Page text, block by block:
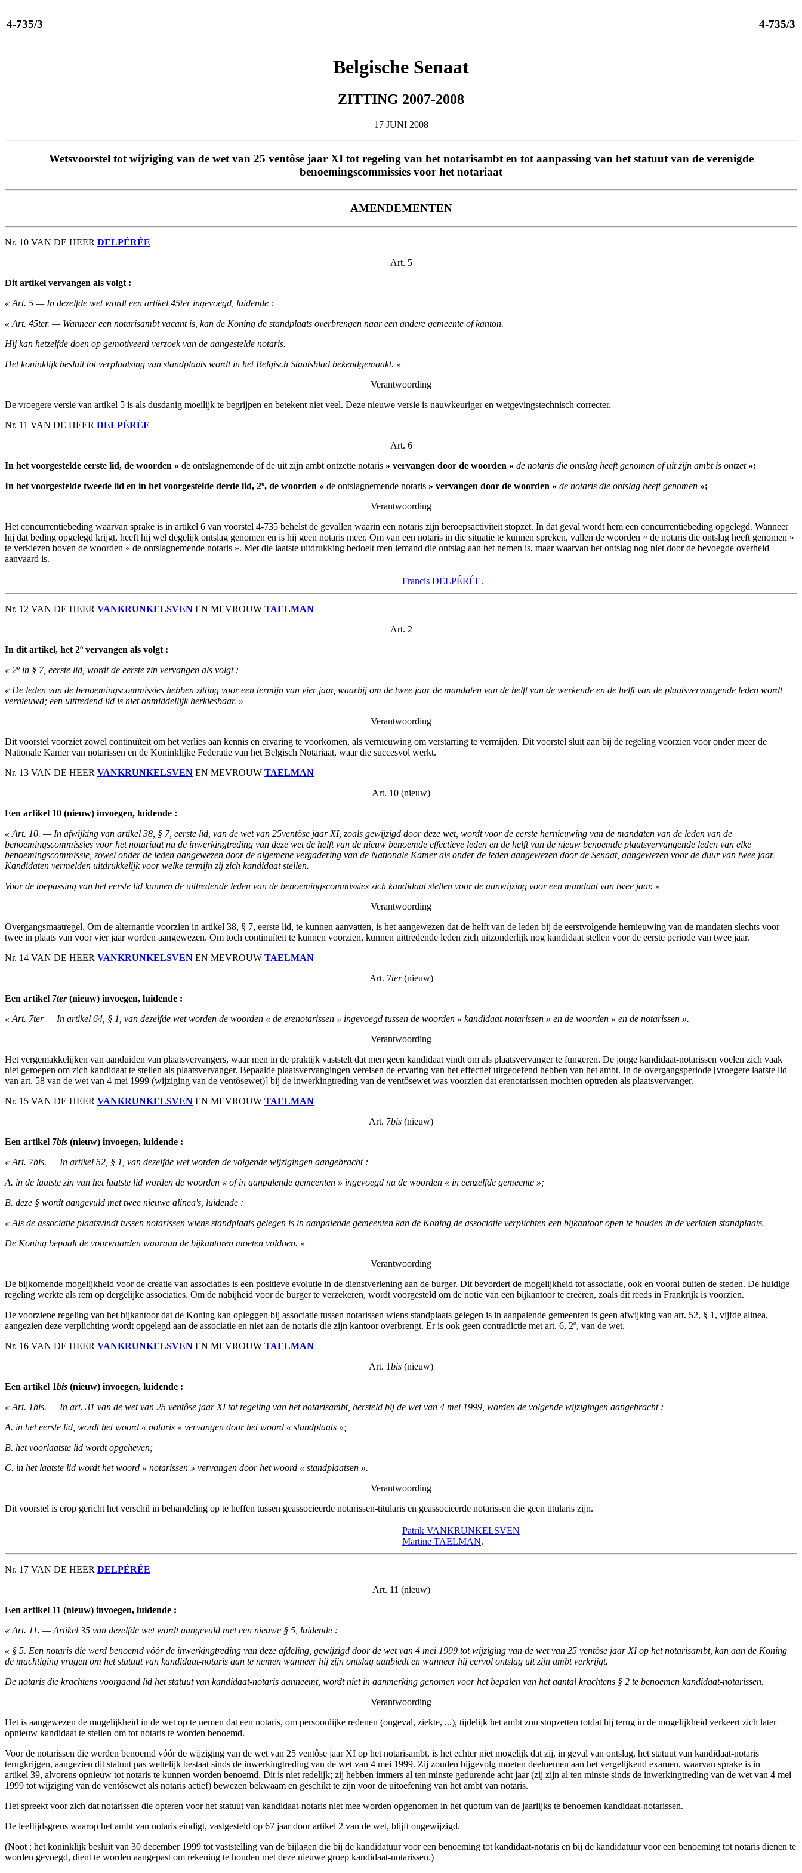
4-735/3 4-735/3
Belgische Senaat
ZITTING 2007-2008
17 JUNI 2008
Wetsvoorstel tot wijziging van de wet van 25 ventôse jaar XI tot regeling van het notarisambt en tot aanpassing van het statuut van de verenigde
benoemingscommissies voor het notariaat
AMENDEMENTEN
Nr. 10 VAN DE HEER DELPÉRÉE
Art. 5
Dit artikel vervangen als volgt :
« Art. 5 — In dezelfde wet wordt een artikel 45ter ingevoegd, luidende :
« Art. 45ter. — Wanneer een notarisambt vacant is, kan de Koning de standplaats overbrengen naar een andere gemeente of kanton.
Hij kan hetzelfde doen op gemotiveerd verzoek van de aangestelde notaris.
Het koninklijk besluit tot verplaatsing van standplaats wordt in het Belgisch Staatsblad bekendgemaakt. »
Verantwoording
De vroegere versie van artikel 5 is als dusdanig moeilijk te begrijpen en betekent niet veel. Deze nieuwe versie is nauwkeuriger en wetgevingstechnisch correcter.
Nr. 11 VAN DE HEER DELPÉRÉE
Art. 6
In het voorgestelde eerste lid, de woorden « de ontslagnemende of de uit zijn ambt ontzette notaris » vervangen door de woorden « de notaris die ontslag heeft genomen of uit zijn ambt is ontzet»;
In het voorgestelde tweede lid en in het voorgestelde derde lid, 2º, de woorden « de ontslagnemende notaris » vervangen door de woorden « de notaris die ontslag heeft genomen »;
Verantwoording
Het concurrentiebeding waarvan sprake is in artikel 6 van voorstel 4-735 behelst de gevallen waarin een notaris zijn beroepsactiviteit stopzet. In dat geval wordt hem een concurrentiebeding opgelegd. Wanneer
hij dat beding opgelegd krijgt, heeft hij wel degelijk ontslag genomen en is hij geen notaris meer. Om van een notaris in die situatie te kunnen spreken, vallen de woorden « de notaris die ontslag heeft genomen »
te verkiezen boven de woorden « de ontslagnemende notaris ». Met die laatste uitdrukking bedoelt men iemand die ontslag aan het nemen is, maar waarvan het ontslag nog niet door de bevoegde overheid
aanvaard is.
Francis DELPÉRÉE.
Nr. 12 VAN DE HEER VANKRUNKELSVEN EN MEVROUW TAELMAN
Art. 2
In dit artikel, het 2º vervangen als volgt :
« 2º in § 7, eerste lid, wordt de eerste zin vervangen als volgt :
« De leden van de benoemingscommissies hebben zitting voor een termijn van vier jaar, waarbij om de twee jaar de mandaten van de helft van de werkende en de helft van de plaatsvervangende leden wordt
vernieuwd; een uittredend lid is niet onmiddellijk herkiesbaar. »
Verantwoording
Dit voorstel voorziet zowel continuïteit om het verlies aan kennis en ervaring te voorkomen, als vernieuwing om verstarring te vermijden. Dit voorstel sluit aan bij de regeling voorzien voor onder meer de
Nationale Kamer van notarissen en de Koninklijke Federatie van het Belgisch Notariaat, waar die succesvol werkt.
Nr. 13 VAN DE HEER VANKRUNKELSVEN EN MEVROUW TAELMAN
Art. 10 (nieuw)
Een artikel 10 (nieuw) invoegen, luidende :
« Art. 10. — In afwijking van artikel 38, § 7, eerste lid, van de wet van 25ventôse jaar XI, zoals gewijzigd door deze wet, wordt voor de eerste hernieuwing van de mandaten van de leden van de
benoemingscommissies voor het notariaat na de inwerkingtreding van deze wet de helft van de nieuw benoemde effectieve leden en de helft van de nieuw benoemde plaatsvervangende leden van elke
benoemingscommissie, zowel onder de leden aangewezen door de algemene vergadering van de Nationale Kamer als onder de leden aangewezen door de Senaat, aangewezen voor de duur van twee jaar.
Kandidaten vermelden uitdrukkelijk voor welke termijn zij zich kandidaat stellen.
Voor de toepassing van het eerste lid kunnen de uittredende leden van de benoemingscommissies zich kandidaat stellen voor de aanwijzing voor een mandaat van twee jaar. »
Verantwoording
Overgangsmaatregel. Om de alternantie voorzien in artikel 38, § 7, eerste lid, te kunnen aanvatten, is het aangewezen dat de helft van de leden bij de eerstvolgende hernieuwing van de mandaten slechts voor
twee in plaats van voor vier jaar worden aangewezen. Om toch continuïteit te kunnen voorzien, kunnen uittredende leden zich uitzonderlijk nog kandidaat stellen voor de eerste periode van twee jaar.
Nr. 14 VAN DE HEER VANKRUNKELSVEN EN MEVROUW TAELMAN
Art. 7ter(nieuw)
Een artikel 7ter(nieuw) invoegen, luidende :
« Art. 7ter — In artikel 64, § 1, van dezelfde wet worden de woorden « de erenotarissen » ingevoegd tussen de woorden « kandidaat-notarissen » en de woorden « en de notarissen ».
Verantwoording
Het vergemakkelijken van aanduiden van plaatsvervangers, waar men in de praktijk vaststelt dat men geen kandidaat vindt om als plaatsvervanger te fungeren. De jonge kandidaat-notarissen voelen zich vaak
niet geroepen om zich kandidaat te stellen als plaatsvervanger. Bepaalde plaatsvervangingen vereisen de ervaring van het effectief uitgeoefend hebben van het ambt. In de overgangsperiode [vroegere laatste lid
van art. 58 van de wet van 4 mei 1999 (wijziging van de ventôsewet)] bij de inwerkingtreding van de ventôsewet was voorzien dat erenotarissen mochten optreden als plaatsvervanger.
Nr. 15 VAN DE HEER VANKRUNKELSVEN EN MEVROUW TAELMAN
Art. 7bis (nieuw)
Een artikel 7bis (nieuw) invoegen, luidende :
« Art. 7bis. — In artikel 52, § 1, van dezelfde wet worden de volgende wijzigingen aangebracht :
A. in de laatste zin van het laatste lid worden de woorden « of in aanpalende gemeenten » ingevoegd na de woorden « in eenzelfde gemeente »;
B. deze § wordt aangevuld met twee nieuwe alinea's, luidende :
« Als de associatie plaatsvindt tussen notarissen wiens standplaats gelegen is in aanpalende gemeenten kan de Koning de associatie verplichten een bijkantoor open te houden in de verlaten standplaats.
De Koning bepaalt de voorwaarden waaraan de bijkantoren moeten voldoen. »
Verantwoording
De bijkomende mogelijkheid voor de creatie van associaties is een positieve evolutie in de dienstverlening aan de burger. Dit bevordert de mogelijkheid tot associatie, ook en vooral buiten de steden. De huidige
regeling werkte als rem op dergelijke associaties. Om de nabijheid voor de burger te verzekeren, wordt voorgesteld om de notie van een bijkantoor te creëren, zoals dit reeds in Frankrijk is voorzien.
De voorziene regeling van het bijkantoor dat de Koning kan opleggen bij associatie tussen notarissen wiens standplaats gelegen is in aanpalende gemeenten is geen afwijking van art. 52, § 1, vijfde alinea,
aangezien deze verplichting wordt opgelegd aan de associatie en niet aan de notaris die zijn kantoor overbrengt. Er is ook geen contradictie met art. 6, 2º, van de wet.
Nr. 16 VAN DE HEER VANKRUNKELSVEN EN MEVROUW TAELMAN
Art. 1bis (nieuw)
Een artikel 1bis (nieuw) invoegen, luidende :
« Art. 1bis. — In art. 31 van de wet van 25 ventôse jaar XI tot regeling van het notarisambt, hersteld bij de wet van 4 mei 1999, worden de volgende wijzigingen aangebracht :
A. in het eerste lid, wordt het woord « notaris » vervangen door het woord « standplaats »;
B. het voorlaatste lid wordt opgeheven;
C. in het laatste lid wordt het woord « notarissen » vervangen door het woord « standplaatsen ».
Verantwoording
Dit voorstel is erop gericht het verschil in behandeling op te heffen tussen geassocieerde notarissen-titularis en geassocieerde notarissen die geen titularis zijn.
Patrik VANKRUNKELSVEN
Martine TAELMAN.
Nr. 17 VAN DE HEER DELPÉRÉE
Art. 11 (nieuw)
Een artikel 11 (nieuw) invoegen, luidende :
« Art. 11. — Artikel 35 van dezelfde wet wordt aangevuld met een nieuwe § 5, luidende :
« § 5. Een notaris die werd benoemd vóór de inwerkingtreding van deze afdeling, gewijzigd door de wet van 4 mei 1999 tot wijziging van de wet van 25 ventôse jaar XI op het notarisambt, kan aan de Koning
de machtiging vragen om het statuut van kandidaat-notaris aan te nemen wanneer hij zijn ontslag aanbiedt en wanneer hij eervol ontslag uit zijn ambt verkrijgt.
De notaris die krachtens voorgaand lid het statuut van kandidaat-notaris aanneemt, wordt niet in aanmerking genomen voor het bepalen van het aantal krachtens § 2 te benoemen kandidaat-notarissen.
Verantwoording
Het is aangewezen de mogelijkheid in de wet op te nemen dat een notaris, om persoonlijke redenen (ongeval, ziekte, ...), tijdelijk het ambt zou stopzetten totdat hij terug in de mogelijkheid verkeert zich later
opnieuw kandidaat te stellen om tot notaris te worden benoemd.
Voor de notarissen die werden benoemd vóór de wijziging van de wet van 25 ventôse jaar XI op het notarisambt, is het echter niet mogelijk dat zij, in geval van ontslag, het statuut van kandidaat-notaris
terugkrijgen, aangezien dit statuut pas wettelijk bestaat sinds de inwerkingtreding van de wet van 4 mei 1999. Zij zouden bijgevolg moeten deelnemen aan het vergelijkend examen, waarvan sprake is in
artikel 39, alvorens opnieuw tot notaris te kunnen worden benoemd. Dit is niet redelijk; zij hebben immers al ten minste gedurende acht jaar (zij zijn al ten minste sinds de inwerkingtreding van de wet van 4 mei
1999 tot wijziging van de ventôsewet als notaris actief) bewezen bekwaam en geschikt te zijn voor de uitoefening van het ambt van notaris.
Het spreekt voor zich dat notarissen die opteren voor het statuut van kandidaat-notaris niet mee worden opgenomen in het quotum van de jaarlijks te benoemen kandidaat-notarissen.
De leeftijdsgrens waarop het ambt van notaris eindigt, vastgesteld op 67 jaar door artikel 2 van de wet, blijft ongewijzigd.
(Noot : het koninklijk besluit van 30 december 1999 tot vaststelling van de bijlagen die bij de kandidatuur voor een benoeming tot kandidaat-notaris en bij de kandidatuur voor een benoeming tot notaris dienen te
worden gevoegd, dient te worden aangepast om rekening te houden met deze nieuwe groep kandidaat-notarissen.)